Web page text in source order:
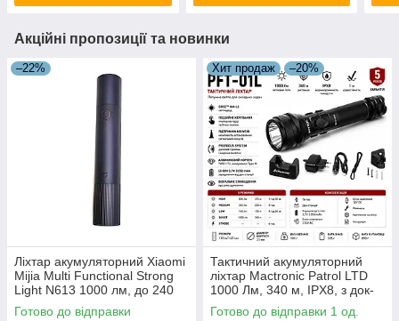
Акційні пропозиції та новинки
–22%
Ліхтар акумуляторний Xiaomi
Mijia Multi Functional Strong
Light N613 1000 лм, до 240
м, LED, IP54, чорний
Готово до відправки
Хит продаж –20%
Тактичний акумуляторний
ліхтар Mactronic Patrol LTD
1000 Лм, 340 м, IPX8, з док-
станцією 12V/220V
Готово до відправки 1 од.